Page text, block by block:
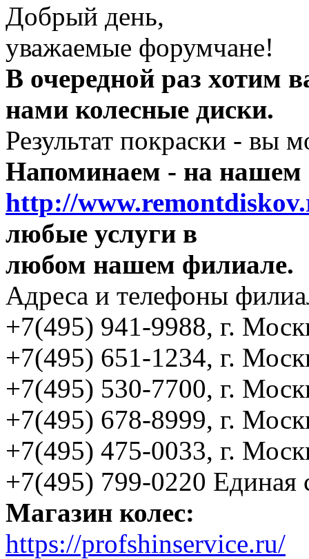
Добрый день,
уважаемые форумчане!
В очередной раз хотим
нами колесные диски.
Результат покраски - вы
Напоминаем - на нашем
http://
любые услуги в
любом нашем филиале.
Адреса и телефоны
+7(495) 941-9988, г.
+7(495) 651-1234, г.
+7(495) 530-7700, г.
+7(495) 678-8999, г.
+7(495) 475-0033, г.
+7(495) 799-0220 Единая
Магазин колес:
https://profshinservice.ru/